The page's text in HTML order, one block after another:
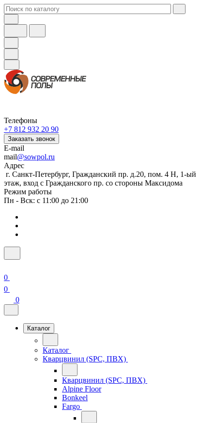
Телефоны
+7 812 932 20 90
Заказать звонок
E-mail
mail@sowpol.ru
Адрес
г. Санкт-Петербург, Гражданский пр. д.20, пом. 4 Н, 1-ый
этаж, вход с Гражданского пр. со стороны Максидома
Режим работы
Пн - Вск: с 11:00 до 21:00
0
0
0
Каталог
Каталог
Кварцвинил (SPC, ПВХ)
Кварцвинил (SPC, ПВХ)
Alpine Floor
Bonkeel
Fargo